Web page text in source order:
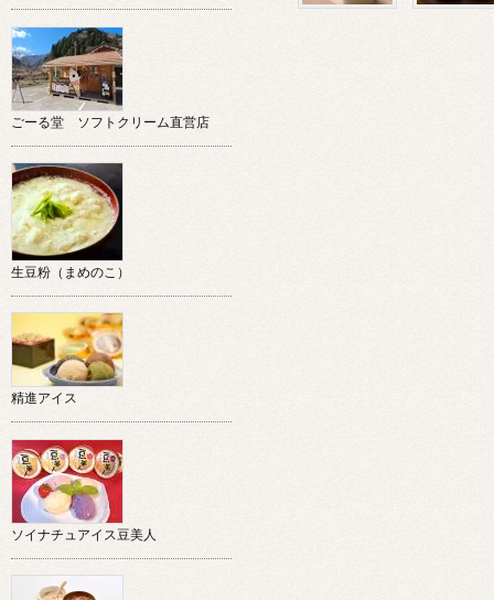
ごーる堂 ソフトクリーム直営店
生豆粉（まめのこ）
精進アイス
ソイナチュアイス豆美人